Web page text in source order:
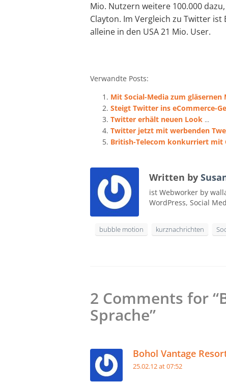
Mio. Nutzern weitere 100.000
Clayton. Im Vergleich zu Twitter
alleine in den USA 21 Mio. User.
Verwandte Posts:
Mit Social-Media zum gläsernen
Steigt Twitter ins eCommerce-
Twitter erhält neuen Look ...
Twitter jetzt mit werbenden
British-Telecom konkurriert mit
Written by
ist Webworker by
WordPress, Social
bubble motion kurznachrichten
2 Comments for
Sprache”
Bohol Vantage
25.02.12 at 07:52